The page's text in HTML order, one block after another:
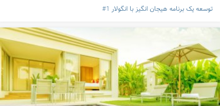
توسعه یک برنامه هیجان انگیز با انگولار 1#